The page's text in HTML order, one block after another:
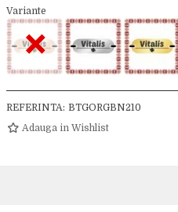
Variante
×
REFERINTA: BTGORGBN210
Adauga in Wishlist